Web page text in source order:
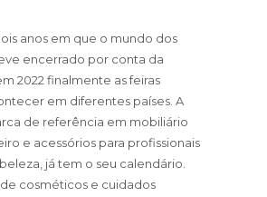
anos em que o mundo dos
encerrado por conta da
2022 finalmente as feiras
em diferentes países. A
de referência em mobiliário
e acessórios para profissionais
já tem o seu calendário.
cosméticos e cuidados